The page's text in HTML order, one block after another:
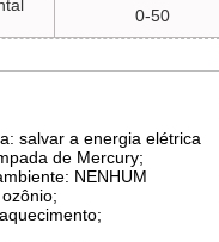
0-50
salvar a energia elétrica
de Mercury;
NENHUM